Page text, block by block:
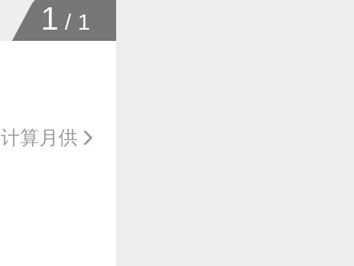
1 / 1
计算月供